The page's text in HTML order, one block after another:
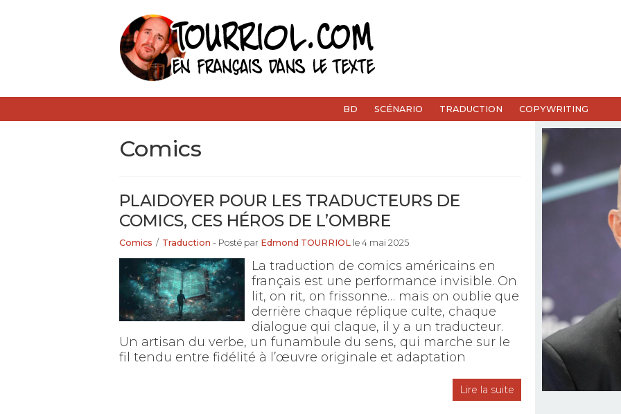
BD SCÉNARIO TRADUCTION COPYWRITING
Comics
PLAIDOYER POUR LES TRADUCTEURS DE
COMICS, CES HÉROS DE L’OMBRE
Comics / Traduction - Posté par Edmond TOURRIOL le 4 mai 2025
La traduction de comics américains en
français est une performance invisible. On
lit, on rit, on frissonne… mais on oublie que
derrière chaque réplique culte, chaque
dialogue qui claque, il y a un traducteur.
Un artisan du verbe, un funambule du sens, qui marche sur le
fil tendu entre fidélité à l’œuvre originale et adaptation
Lire la suite